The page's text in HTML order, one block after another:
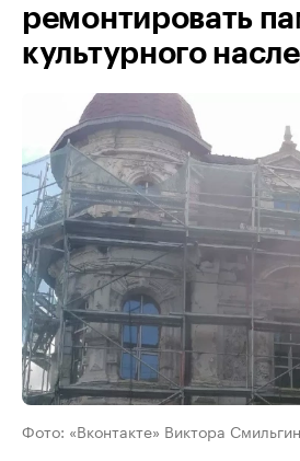
ремонтировать
культурного
Фото: «Вконтакте» Виктора